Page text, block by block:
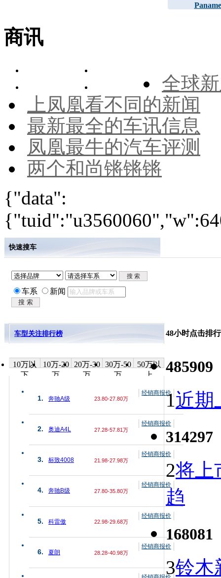
商讯
全球
上凤凰看不同的新闻
最新最全的车讯信息
凤凰最牛的汽车评测
两个和尚锵锵锵
{"data":
快速搜车
车系 新闻
车型关注排行榜
10万以
下
10万-20
万
20万-30
万
30万-50
万
50万以
上
1. 奔驰A级 23.80-27.80万
经销商报价
2. 奥迪A4L 27.28-57.81万
经销商报价
3. 标致4008 21.98-27.98万
经销商报价
4. 奔驰B级 27.80-35.80万
经销商报价
5. 科雷傲 22.98-29.68万
经销商报价
6. 夏朗 28.28-40.98万
经销商报价
48小时点击排行
485909
1近期
314297
2将上
趋
168081
3铃木